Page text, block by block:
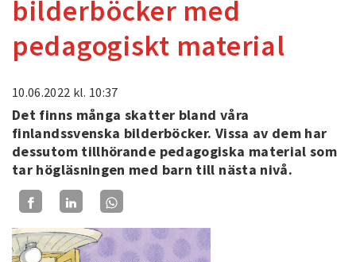
bilderböcker med
pedagogiskt material
10.06.2022 kl. 10:37
Det finns många skatter bland våra
finlandssvenska bilderböcker. Vissa av dem har
dessutom tillhörande pedagogiska material som
tar högläsningen med barn till nästa nivå.